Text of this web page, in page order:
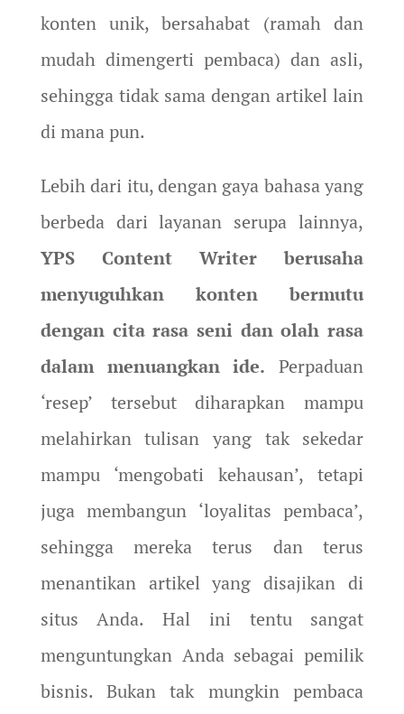
konten unik, bersahabat (ramah dan
mudah dimengerti pembaca) dan asli,
sehingga tidak sama dengan artikel lain
di mana pun.
Lebih dari itu, dengan gaya bahasa yang
berbeda dari layanan serupa lainnya,
YPS Content Writer berusaha
menyuguhkan konten bermutu
dengan cita rasa seni dan olah rasa
dalam menuangkan ide. Perpaduan
‘resep’ tersebut diharapkan mampu
melahirkan tulisan yang tak sekedar
mampu ‘mengobati kehausan’, tetapi
juga membangun ‘loyalitas pembaca’,
sehingga mereka terus dan terus
menantikan artikel yang disajikan di
situs Anda. Hal ini tentu sangat
menguntungkan Anda sebagai pemilik
bisnis. Bukan tak mungkin pembaca